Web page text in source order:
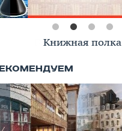
Книжная полка